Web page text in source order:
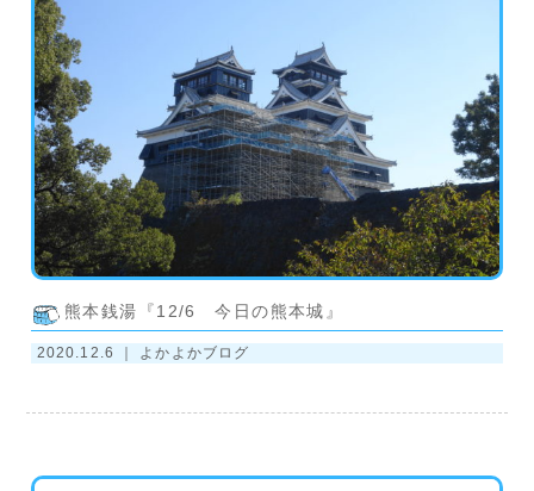
熊本銭湯『12/6 今日の熊本城』
2020.12.6 ｜ よかよかブログ